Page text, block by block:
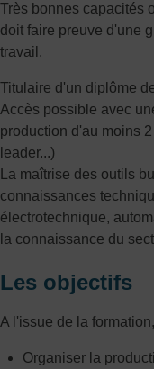
Très bonnes capacités
doit faire preuve d'une
travail.
Titulaire d'un diplôme
Accès possible avec
production d'au moins
leader...)
La maîtrise des outils
connaissances
électrotechnique,
la connaissance du
Les objectifs
A l'issue de la
Organiser la